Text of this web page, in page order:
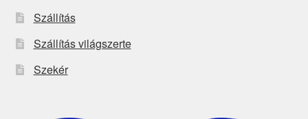
Szállítás
Szállítás világszerte
Szekér